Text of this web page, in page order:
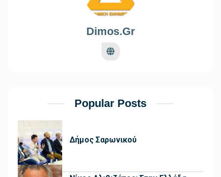
Dimos.gr
Popular Posts
Δήμος Σαρωνικού